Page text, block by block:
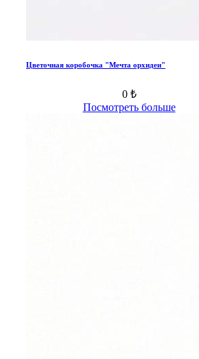
Цветочная коробочка "Мечта орхидеи"
0 ₺
Посмотреть больше